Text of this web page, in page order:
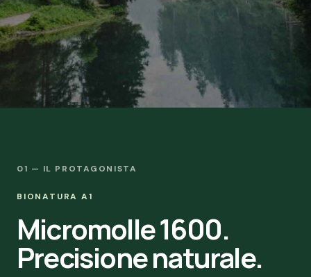
01 — IL PROTAGONISTA
BIONATURA A1
Micromolle 1600.
Precisione naturale.